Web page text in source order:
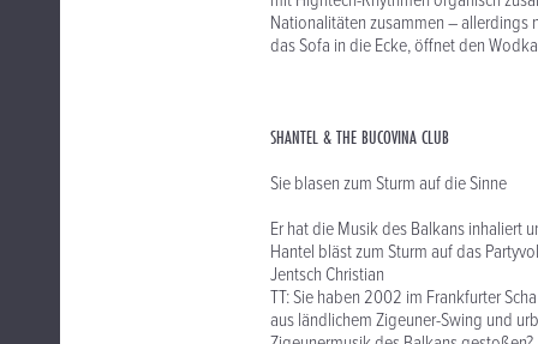
Nationalitäten zusammen – allerdings
das Sofa in die Ecke, öffnet den
SHANTEL & THE BUCOVINA CLUB
Sie blasen zum Sturm auf die Sinne
Er hat die Musik des Balkans inhaliert
Hantel bläst zum Sturm auf das
Jentsch Christian
TT: Sie haben 2002 im Frankfurter
aus ländlichem Zigeuner-Swing und